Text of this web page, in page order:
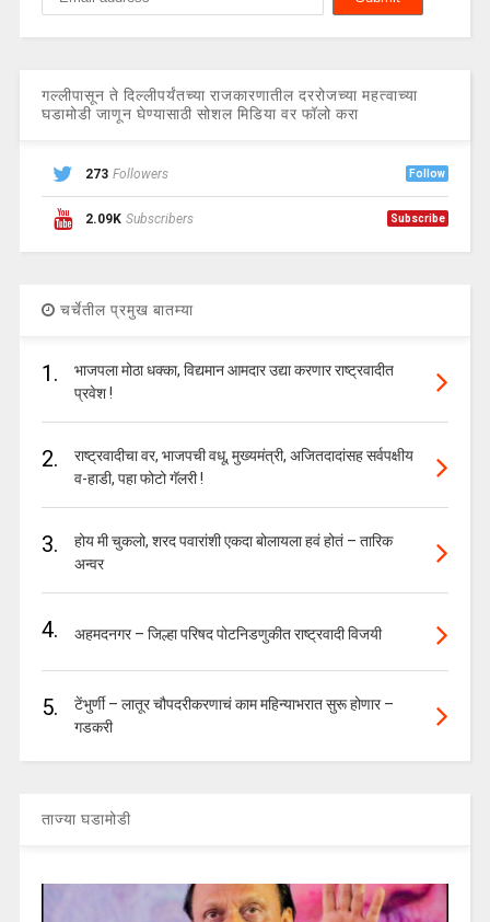
गल्लीपासून ते दिल्लीपर्यंतच्या राजकारणातील दररोजच्या महत्वाच्या
घडामोडी जाणून घेण्यासाठी सोशल मिडिया वर फॉलो करा
273 Followers Follow
2.09K Subscribers Subscribe
चर्चेतील प्रमुख बातम्या
1.
भाजपला मोठा धक्का, विद्यमान आमदार उद्या करणार राष्ट्रवादीत
प्रवेश !
2.
राष्ट्रवादीचा वर, भाजपची वधू, मुख्यमंत्री, अजितदादांसह सर्वपक्षीय
व-हाडी, पहा फोटो गॅलरी !
3.
होय मी चुकलो, शरद पवारांशी एकदा बोलायला हवं होतं – तारिक
अन्वर
4. अहमदनगर – जिल्हा परिषद पोटनिडणुकीत राष्ट्रवादी विजयी
5.
टेंभुर्णी – लातूर चौपदरीकरणाचं काम महिन्याभरात सुरू होणार –
गडकरी
ताज्या घडामोडी